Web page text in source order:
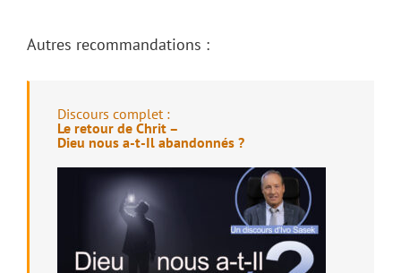
Autres recommandations :
Discours complet :
Le retour de Chrit –
Dieu nous a-t-Il abandonnés ?